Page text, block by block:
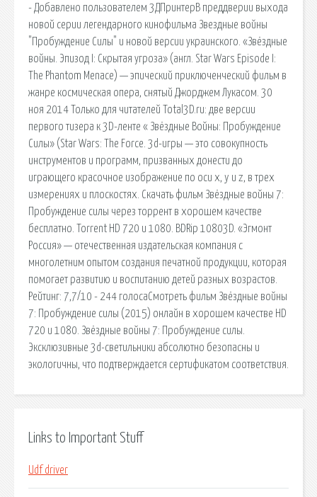
- Добавлено пользователем 3ДПринтерВ преддверии выхода
новой серии легендарного кинофильма Звездные войны
"Пробуждение Силы" и новой версии украинского. «Звёздные
войны. Эпизод I: Скрытая угроза» (англ. Star Wars Episode I:
The Phantom Menace) — эпический приключенческий фильм в
жанре космическая опера, снятый Джорджем Лукасом. 30
ноя 2014 Только для читателей Total3D.ru: две версии
первого тизера к 3D-ленте « Звёздные Войны: Пробуждение
Силы» (Star Wars: The Force. 3d-игры — это совокупность
инструментов и программ, призванных донести до
играющего красочное изображение по оси x, y и z, в трех
измерениях и плоскостях. Скачать фильм Звёздные войны 7:
Пробуждение силы через торрент в хорошем качестве
бесплатно. Torrent HD 720 и 1080. BDRip 10803D. «Эгмонт
Россия» — отечественная издательская компания с
многолетним опытом создания печатной продукции, которая
помогает развитию и воспитанию детей разных возрастов.
Рейтинг: 7,7/10 - 244 голосаСмотреть фильм Звёздные войны
7: Пробуждение силы (2015) онлайн в хорошем качестве HD
720 и 1080. Звёздные войны 7: Пробуждение силы.
Эксклюзивные 3d-светильники абсолютно безопасны и
экологичны, что подтверждается сертификатом соответствия.
Links to Important Stuff
Udf driver